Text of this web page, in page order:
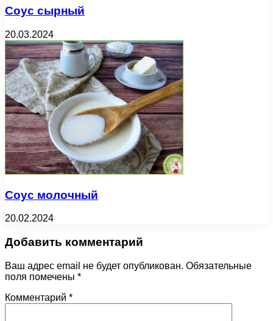
Соус сырный
20.03.2024
Соус молочный
20.02.2024
Добавить комментарий
Ваш адрес email не будет опубликован. Обязательные
поля помечены *
Комментарий *